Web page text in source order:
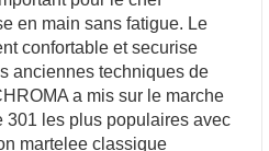
en main sans fatigue. Le
confortable et securise
anciennes techniques de
a mis sur le marche
301 les plus populaires avec
martelee classique